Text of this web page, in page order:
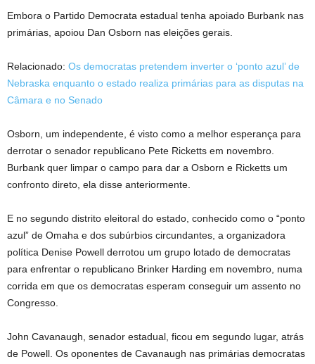
Embora o Partido Democrata estadual tenha apoiado Burbank nas
primárias, apoiou Dan Osborn nas eleições gerais.
Relacionado: Os democratas pretendem inverter o ‘ponto azul’ de
Nebraska enquanto o estado realiza primárias para as disputas na
Câmara e no Senado
Osborn, um independente, é visto como a melhor esperança para
derrotar o senador republicano Pete Ricketts em novembro.
Burbank quer limpar o campo para dar a Osborn e Ricketts um
confronto direto, ela disse anteriormente.
E no segundo distrito eleitoral do estado, conhecido como o “ponto
azul” de Omaha e dos subúrbios circundantes, a organizadora
política Denise Powell derrotou um grupo lotado de democratas
para enfrentar o republicano Brinker Harding em novembro, numa
corrida em que os democratas esperam conseguir um assento no
Congresso.
John Cavanaugh, senador estadual, ficou em segundo lugar, atrás
de Powell. Os oponentes de Cavanaugh nas primárias democratas